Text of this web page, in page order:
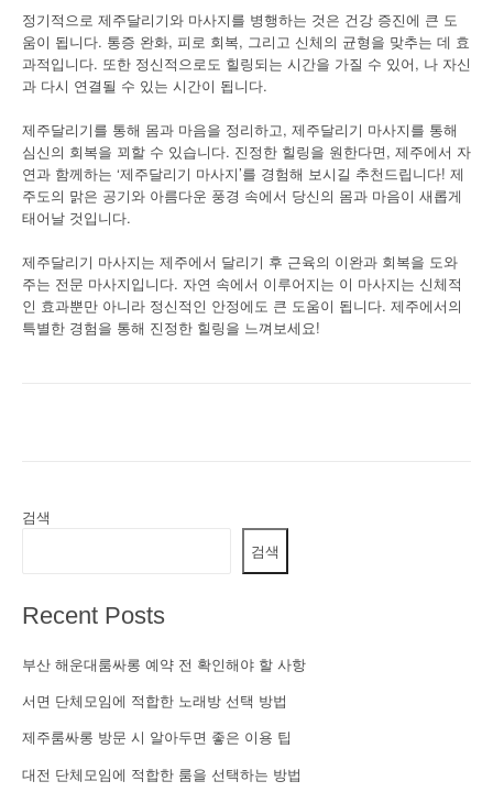
정기적으로 제주달리기와 마사지를 병행하는 것은 건강 증진에 큰 도
움이 됩니다. 통증 완화, 피로 회복, 그리고 신체의 균형을 맞추는 데 효
과적입니다. 또한 정신적으로도 힐링되는 시간을 가질 수 있어, 나 자신
과 다시 연결될 수 있는 시간이 됩니다.
제주달리기를 통해 몸과 마음을 정리하고, 제주달리기 마사지를 통해
심신의 회복을 꾀할 수 있습니다. 진정한 힐링을 원한다면, 제주에서 자
연과 함께하는 ‘제주달리기 마사지’를 경험해 보시길 추천드립니다! 제
주도의 맑은 공기와 아름다운 풍경 속에서 당신의 몸과 마음이 새롭게
태어날 것입니다.
제주달리기 마사지는 제주에서 달리기 후 근육의 이완과 회복을 도와
주는 전문 마사지입니다. 자연 속에서 이루어지는 이 마사지는 신체적
인 효과뿐만 아니라 정신적인 안정에도 큰 도움이 됩니다. 제주에서의
특별한 경험을 통해 진정한 힐링을 느껴보세요!
검색
검색
Recent Posts
부산 해운대룸싸롱 예약 전 확인해야 할 사항
서면 단체모임에 적합한 노래방 선택 방법
제주룸싸롱 방문 시 알아두면 좋은 이용 팁
대전 단체모임에 적합한 룸을 선택하는 방법